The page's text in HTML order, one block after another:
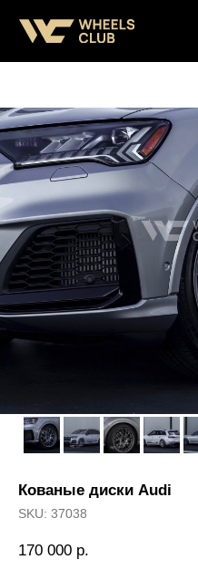
Кованые диски Audi
SKU: 37038
170 000 р.